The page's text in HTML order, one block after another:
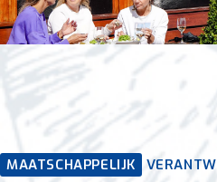
MAATSCHAPPELIJK